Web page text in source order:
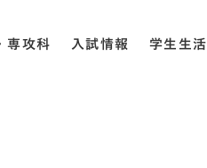
専攻科 入試情報 学生生活